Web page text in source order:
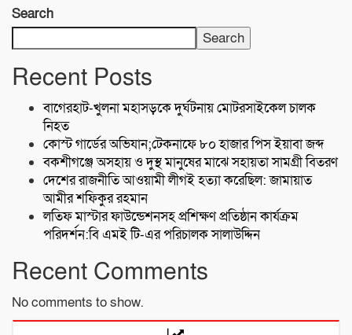
Search
Search
Recent Posts
বাগেরহাট-খুলনা মহাসড়কে ‌দুর্ঘটনায় মোটরসাইকেল চালক
নিহত
কোস্ট গার্ডের অভিযান;টেকনাফে ৮০ হাজার পিস ইয়াবা জব্দ
বকশীগঞ্জে অসহায় ও দুস্থ মানুষের মাঝে সহায়তা সামগ্রী বিতরণ
দেশের রাজনীতি আওয়ামী লীগই হত্যা করেছিল: জামায়াত
আমীর শফিকুর রহমান
লতিফ মাস্টার ফাউন্ডেশনসহ প্রশিক্ষণ প্রতিষ্ঠান কার্যক্রম
পরিদর্শন:বি এমই টি-এর পরিচালক সালাউদ্দিন
Recent Comments
No comments to show.